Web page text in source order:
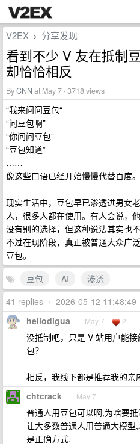
V2EX › 分享发现
看到不少 V 友在抵制
却恰恰相反
ByCNN at May 7 · 3718 views
“我来问问豆包“
“问豆包啊”
“你问问豆包”
“豆包知道”
……
像这些口语已经开始慢慢代替百度。
现实生活中，豆包早已渗透进男女
人，很多人都在使用。有人会说，
没有别的选择，但这种说法其实也
不过在现阶段，真正被普通大众广
豆包。
豆包
AI
渗透
41 replies • 2026-05-12 11:48:49
hellodigua May 7 2
没抵制吧，只是 V 站用户能
包？
相反，我线下都是推荐我的亲
chtcrack May 7
普通人用豆包可以啊,为啥要
让大多数普通人用普通大模
是正确方式.